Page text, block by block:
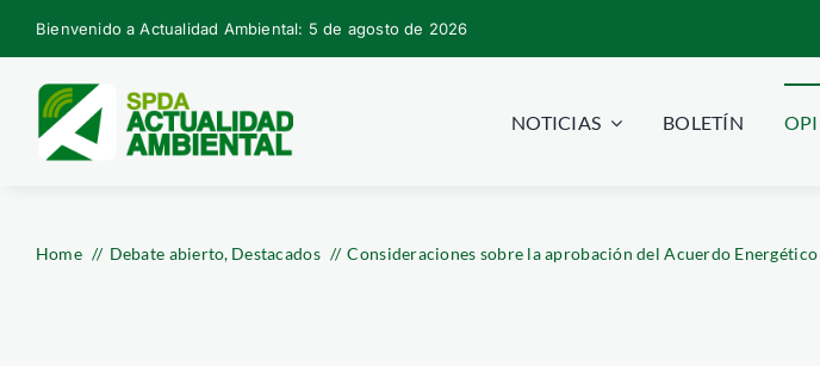
Skip
to
content
Bienvenido a Actualidad Ambiental: 5 de agosto de 2026
NOTICIAS BOLETÍN
Home Debate abierto Destacados Consideraciones sobre la aprobación del Acuerdo